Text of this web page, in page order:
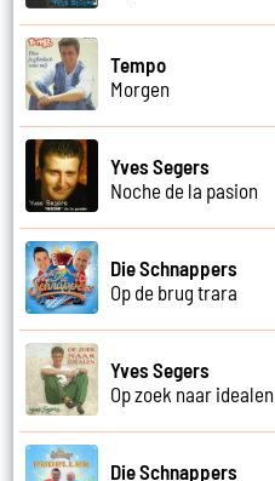
Tempo
Morgen
Yves Segers
Noche de la pasion
Die Schnappers
Op de brug trara
Yves Segers
Op zoek naar idealen
Die Schnappers